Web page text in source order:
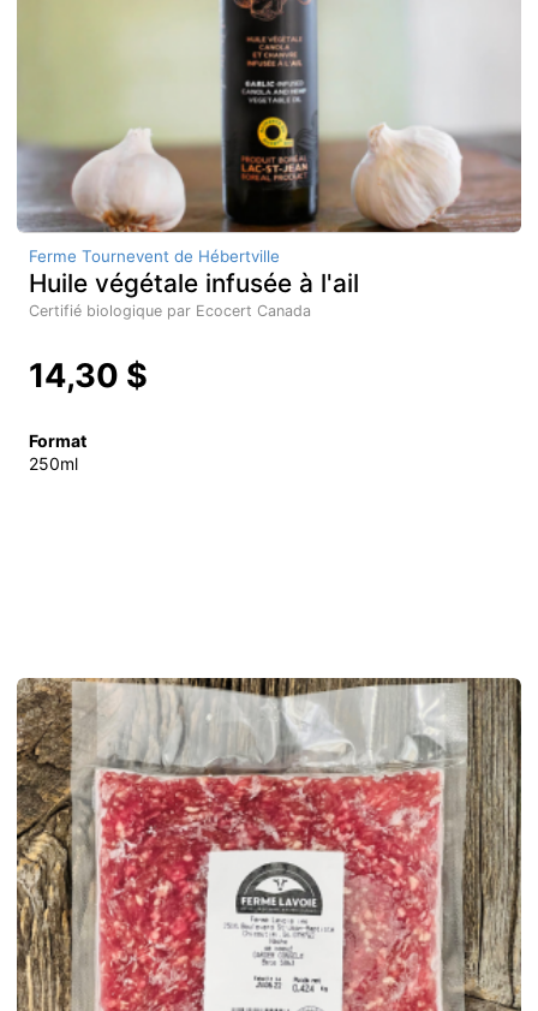
Ferme Tournevent de Hébertville
Huile végétale infusée à l'ail
Certifié biologique par Ecocert Canada
14,30 $
Format
250ml